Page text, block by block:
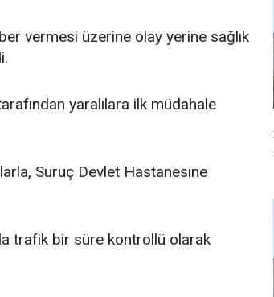
vermesi üzerine olay yerine sağlık
yaralılara ilk müdahale
Suruç Devlet Hastanesine
trafik bir süre kontrollü olarak